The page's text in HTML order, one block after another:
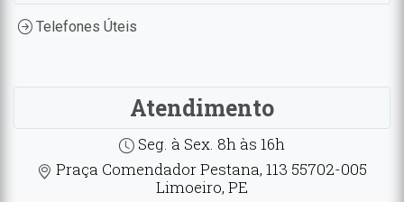
Telefones Úteis
Atendimento
Seg. à Sex. 8h às 16h
Praça Comendador Pestana, 113 55702-005
Limoeiro, PE